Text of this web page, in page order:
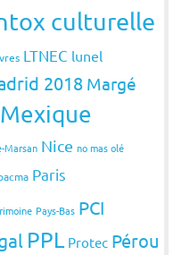
culturelle
LTNEC lunel
2018 Margé
Mexique
Marsan Nice no mas olé
Paris
Pays-Bas PCI
PPL Protec Pérou